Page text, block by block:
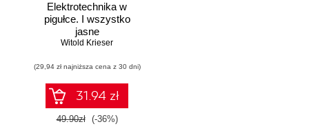
Elektrotechnika w
pigułce. I wszystko
jasne
Witold Krieser
(29,94 zł najniższa cena z 30 dni)
31.94 zł
49.90zł (-36%)